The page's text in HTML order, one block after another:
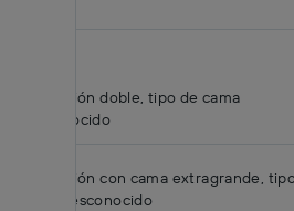
Habitación doble, tipo de cama
desconocido
Habitación con cama extragrande,
cama desconocido